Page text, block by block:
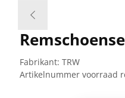
Fabrikant: TRW
Artikelnummer voorraad